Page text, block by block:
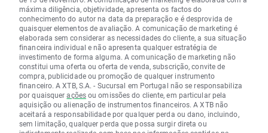
máxima diligência, objetividade, apresenta os factos do
conhecimento do autor na data da preparação e é desprovida de
quaisquer elementos de avaliação. A comunicação de marketing é
elaborada sem considerar as necessidades do cliente, a sua situação
financeira individual e não apresenta qualquer estratégia de
investimento de forma alguma. A comunicação de marketing não
constitui uma oferta ou oferta de venda, subscrição, convite de
compra, publicidade ou promoção de qualquer instrumento
financeiro. A XTB, S.A. - Sucursal em Portugal não se responsabiliza
por quaisqueraçõesou omissões do cliente, em particular pela
aquisição ou alienação de instrumentos financeiros. A XTB não
aceitará a responsabilidade por qualquer perda ou dano, incluindo,
sem limitação, qualquer perda que possa surgir direta ou